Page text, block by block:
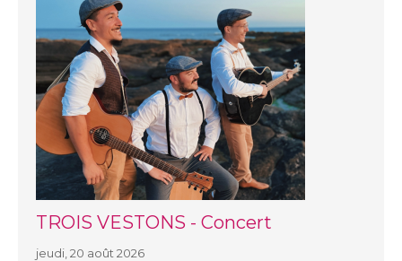
TROIS VESTONS - Concert
jeudi, 20 août 2026